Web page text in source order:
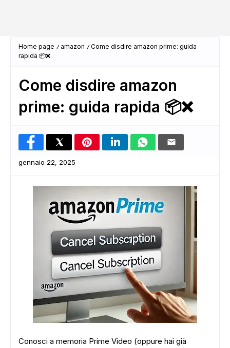
Home page amazon
Come disdire amazon prime: guida
rapida 📦❌
Come disdire amazon
prime: guida rapida 📦❌
gennaio 22, 2025
Conosci a memoria Prime Video (oppure hai già